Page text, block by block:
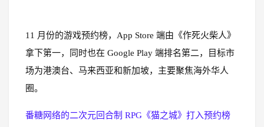
11 月份的游戏预约榜，App Store 端由《作死火柴人》
拿下第一，同时也在 Google Play 端排名第二，目标市
场为港澳台、马来西亚和新加坡，主要聚焦海外华人
圈。
番糖网络的二次元回合制 RPG《猫之城》打入预约榜